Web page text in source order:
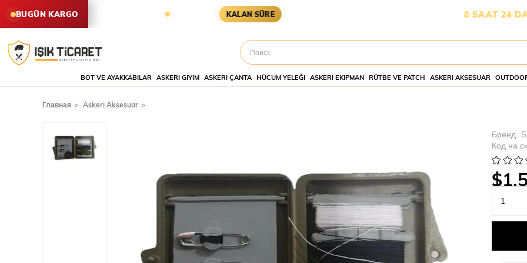
BUGÜN KARGO
AYNI GÜN KARGODA KALAN SÜRE KARGOYA YETİŞMESİ İÇİN KALAN SÜRE: 8 SAAT 24 DAKİKA
BOT VE AYAKKABILAR ASKERI GIYIM ASKERI ÇANTA HÜCUM YELEĞI ASKERI EKIPMAN RÜTBE VE PATCH ASKERI AKSESUAR
Главная Askeri Aksesuar
Бренд :
Код на